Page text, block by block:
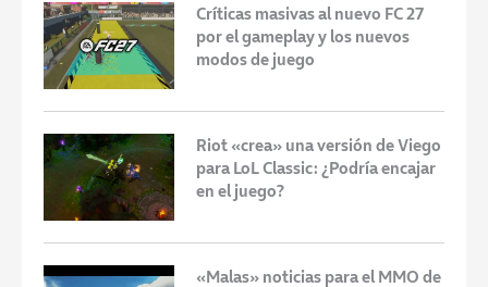
Críticas masivas al nuevo FC 27
por el gameplay y los nuevos
modos de juego
Riot «crea» una versión de Viego
para LoL Classic: ¿Podría encajar
en el juego?
«Malas» noticias para el MMO de